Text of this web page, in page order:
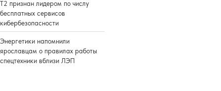
Т2 признан лидером по числу
бесплатных сервисов
кибербезопасности
Энергетики напомнили
ярославцам о правилах работы
спецтехники вблизи ЛЭП